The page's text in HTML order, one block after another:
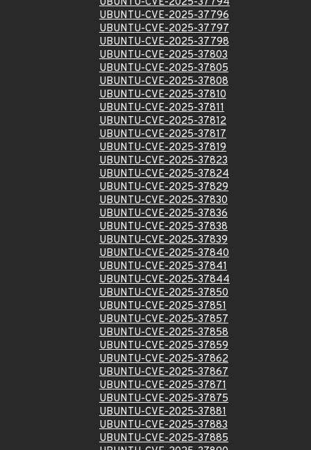
UBUNTU-CVE-2025-37796
UBUNTU-CVE-2025-37797
UBUNTU-CVE-2025-37798
UBUNTU-CVE-2025-37803
UBUNTU-CVE-2025-37805
UBUNTU-CVE-2025-37808
UBUNTU-CVE-2025-37810
UBUNTU-CVE-2025-37811
UBUNTU-CVE-2025-37812
UBUNTU-CVE-2025-37817
UBUNTU-CVE-2025-37819
UBUNTU-CVE-2025-37823
UBUNTU-CVE-2025-37824
UBUNTU-CVE-2025-37829
UBUNTU-CVE-2025-37830
UBUNTU-CVE-2025-37836
UBUNTU-CVE-2025-37838
UBUNTU-CVE-2025-37839
UBUNTU-CVE-2025-37840
UBUNTU-CVE-2025-37841
UBUNTU-CVE-2025-37844
UBUNTU-CVE-2025-37850
UBUNTU-CVE-2025-37851
UBUNTU-CVE-2025-37857
UBUNTU-CVE-2025-37858
UBUNTU-CVE-2025-37859
UBUNTU-CVE-2025-37862
UBUNTU-CVE-2025-37867
UBUNTU-CVE-2025-37871
UBUNTU-CVE-2025-37875
UBUNTU-CVE-2025-37881
UBUNTU-CVE-2025-37883
UBUNTU-CVE-2025-37885